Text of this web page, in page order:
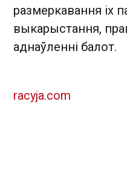
размеркавання іх
выкарыстання,
аднаўленні балот.
racyja.com